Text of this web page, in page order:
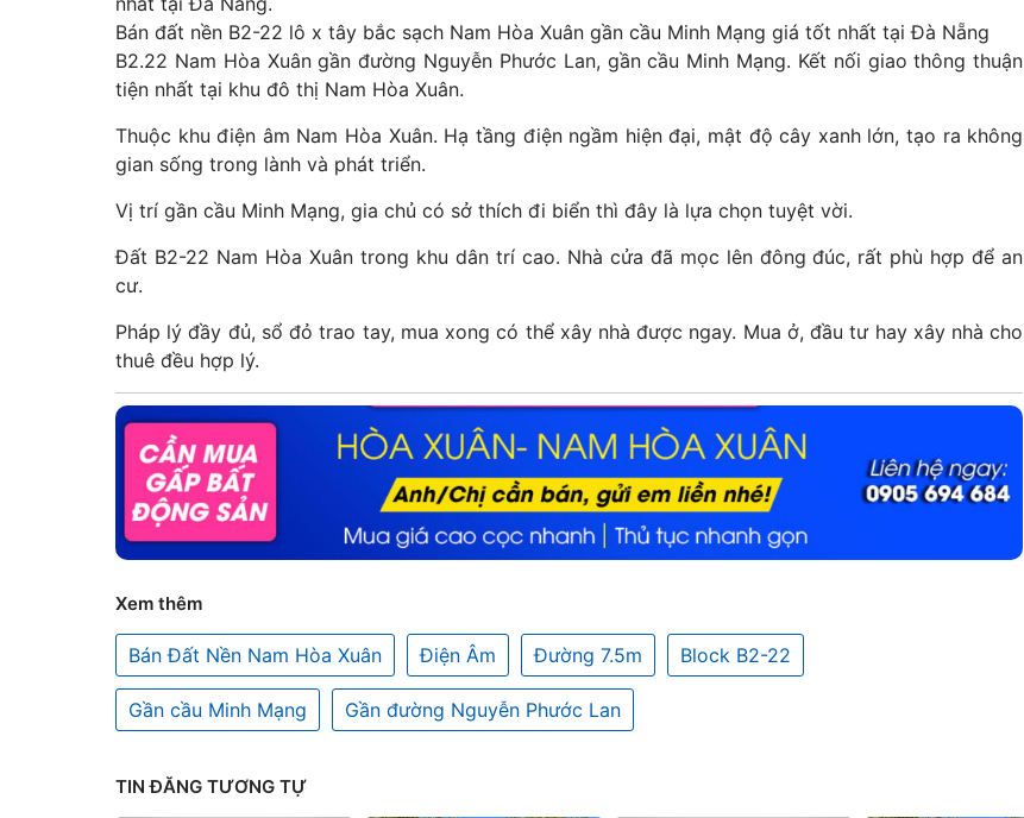
Bán đất nền B2-22 lô x tây bắc sạch Nam Hòa Xuân gần cầu Minh Mạng giá tốt nhất tại Đà Nẵng
B2.22 Nam Hòa Xuân gần đường Nguyễn Phước Lan, gần cầu Minh Mạng. Kết nối giao thông thuận
tiện nhất tại khu đô thị Nam Hòa Xuân.
Thuộc khu điện âm Nam Hòa Xuân. Hạ tầng điện ngầm hiện đại, mật độ cây xanh lớn, tạo ra không
gian sống trong lành và phát triển.
Vị trí gần cầu Minh Mạng, gia chủ có sở thích đi biển thì đây là lựa chọn tuyệt vời.
Đất B2-22 Nam Hòa Xuân trong khu dân trí cao. Nhà cửa đã mọc lên đông đúc, rất phù hợp để an
cư.
Pháp lý đầy đủ, sổ đỏ trao tay, mua xong có thể xây nhà được ngay. Mua ở, đầu tư hay xây nhà cho
thuê đều hợp lý.
Xem thêm
Bán Đất Nền Nam Hòa Xuân Điện Âm Đường 7.5m Block B2-22
Gần cầu Minh Mạng Gần đường Nguyễn Phước Lan
TIN ĐĂNG TƯƠNG TỰ